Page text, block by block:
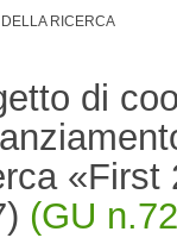
RICERCA
di
«First
(GU